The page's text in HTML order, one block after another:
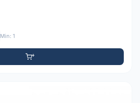
Min: 1